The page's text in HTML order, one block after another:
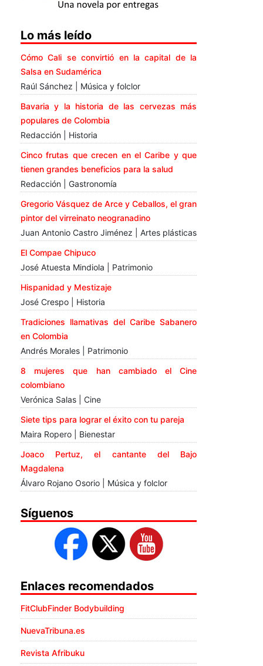
Lo más leído
Cómo Cali se convirtió en la capital de la
Salsa en Sudamérica
Raúl Sánchez | Música y folclor
Bavaria y la historia de las cervezas más
populares de Colombia
Redacción | Historia
Cinco frutas que crecen en el Caribe y que
tienen grandes beneficios para la salud
Redacción | Gastronomía
Gregorio Vásquez de Arce y Ceballos, el gran
pintor del virreinato neogranadino
Juan Antonio Castro Jiménez | Artes plásticas
El Compae Chipuco
José Atuesta Mindiola | Patrimonio
Hispanidad y Mestizaje
José Crespo | Historia
Tradiciones llamativas del Caribe Sabanero
en Colombia
Andrés Morales | Patrimonio
8 mujeres que han cambiado el Cine
colombiano
Verónica Salas | Cine
Siete tips para lograr el éxito con tu pareja
Maira Ropero | Bienestar
Joaco Pertuz, el cantante del Bajo
Magdalena
Álvaro Rojano Osorio | Música y folclor
Síguenos
Enlaces recomendados
FitClubFinder Bodybuilding
NuevaTribuna.es
Revista Afribuku